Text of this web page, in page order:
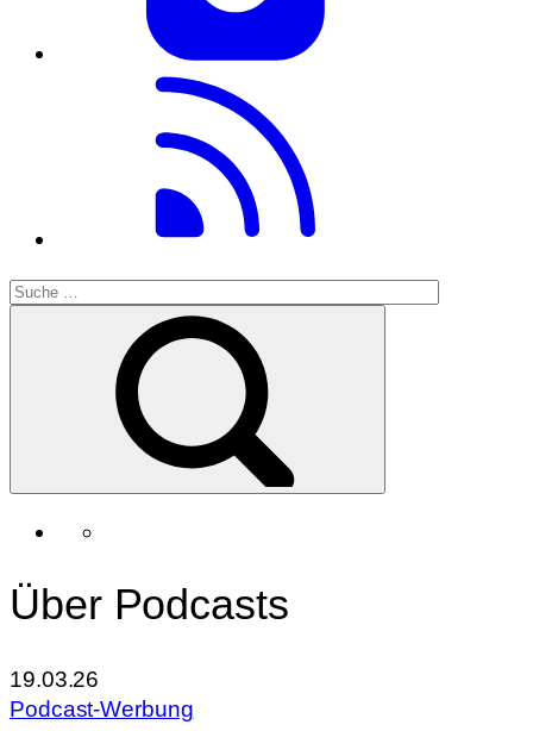
Über Podcasts
19.03.26
Podcast-Werbung